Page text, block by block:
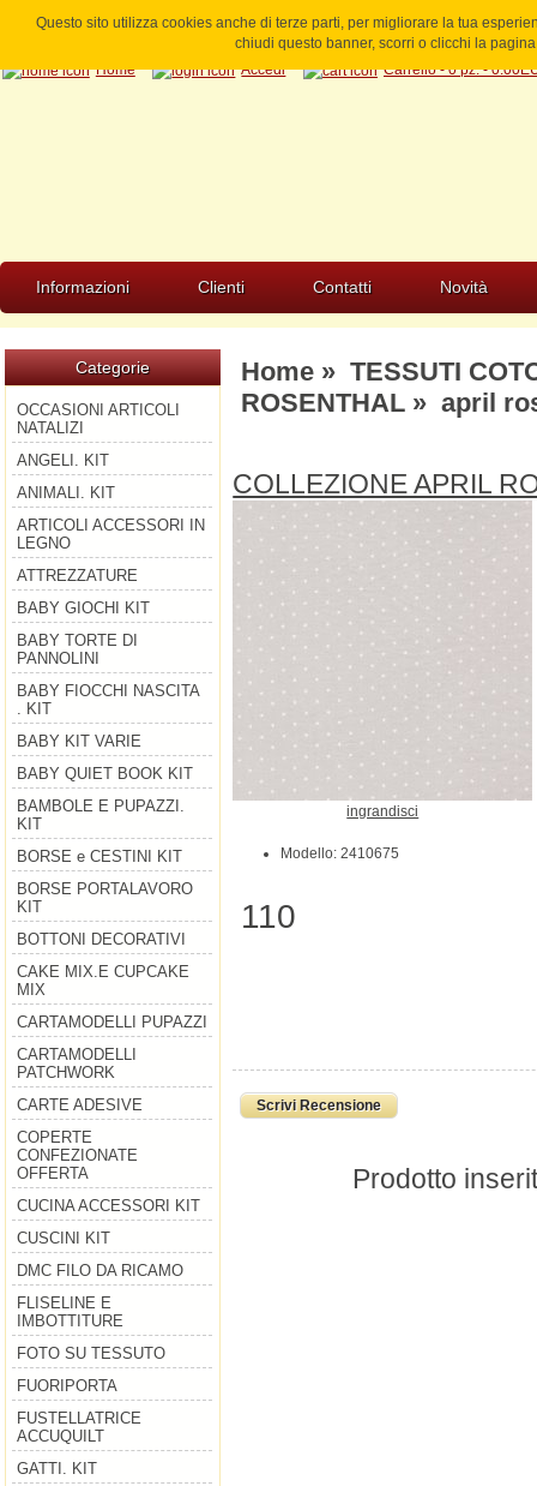
Questo sito utilizza cookies anche di terze parti, per migliorare la tua
chiudi questo banner, scorri o clicchi la
Home
Accedi Carrello - 0 pz. -
Informazioni Clienti Contatti Novità
Categorie
OCCASIONI ARTICOLI
NATALIZI
ANGELI. KIT
ANIMALI. KIT
ARTICOLI ACCESSORI IN
LEGNO
ATTREZZATURE
BABY GIOCHI KIT
BABY TORTE DI
PANNOLINI
BABY FIOCCHI NASCITA
. KIT
BABY KIT VARIE
BABY QUIET BOOK KIT
BAMBOLE E PUPAZZI.
KIT
BORSE e CESTINI KIT
BORSE PORTALAVORO
KIT
BOTTONI DECORATIVI
CAKE MIX.E CUPCAKE
MIX
CARTAMODELLI PUPAZZI
CARTAMODELLI
PATCHWORK
CARTE ADESIVE
COPERTE
CONFEZIONATE
OFFERTA
CUCINA ACCESSORI KIT
CUSCINI KIT
DMC FILO DA RICAMO
FLISELINE E
IMBOTTITURE
FOTO SU TESSUTO
FUORIPORTA
FUSTELLATRICE
ACCUQUILT
GATTI. KIT
Home» TESSUTI
ROSENTHAL» april
COLLEZIONE APRIL
ingrandisci
Modello: 2410675
110
Scrivi Recensione
Prodotto